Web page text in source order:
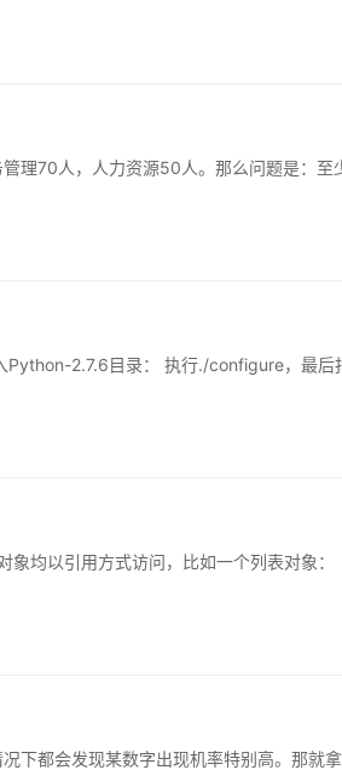
理70人，人力资源50人。那么问题是：至
2.7.6目录： 执行./configure，最后
均以引用方式访问，比如一个列表对象：
下都会发现某数字出现机率特别高。那就拿